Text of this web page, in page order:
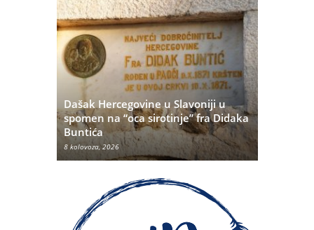
Dašak Hercegovine u Slavoniji u
spomen na “oca sirotinje” fra Didaka
Buntića
8 kolovoza, 2026